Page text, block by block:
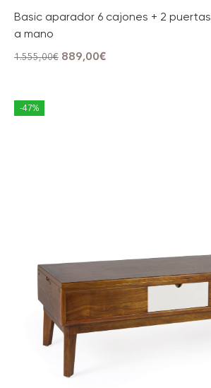
Basic aparador 6 cajones + 2
a mano
1.555,00€ 889,00€
-47%